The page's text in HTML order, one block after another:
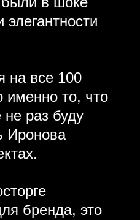
элегантности
на все 100
именно то, что
раз буду
Иронова
бренда, это